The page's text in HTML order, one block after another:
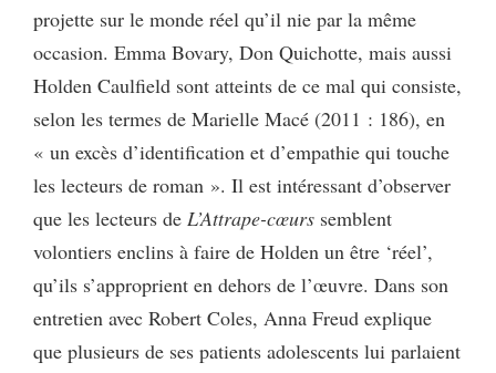
projette sur le monde réel qu’il nie par la même
occasion. Emma Bovary, Don Quichotte, mais aussi
Holden Caulfield sont atteints de ce mal qui consiste,
selon les termes de Marielle Macé (2011 : 186), en
« un excès d’identification et d’empathie qui touche
les lecteurs de roman ». Il est intéressant d’observer
que les lecteurs de L’Attrape-cœurs semblent
volontiers enclins à faire de Holden un être ‘réel’,
qu’ils s’approprient en dehors de l’œuvre. Dans son
entretien avec Robert Coles, Anna Freud explique
que plusieurs de ses patients adolescents lui parlaient